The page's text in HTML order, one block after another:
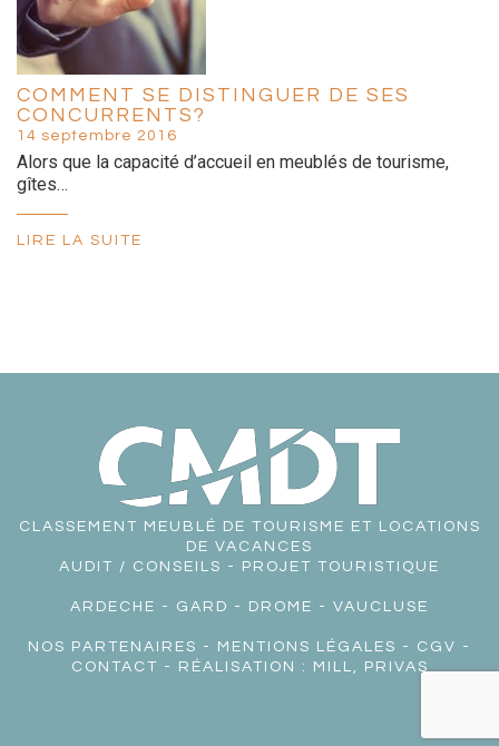
COMMENT SE DISTINGUER DE SES
CONCURRENTS?
14 septembre 2016
Alors que la capacité d’accueil en meublés de tourisme,
gîtes…
LIRE LA SUITE
CLASSEMENT MEUBLÉ DE TOURISME ET LOCATIONS
DE VACANCES
AUDIT / CONSEILS - PROJET TOURISTIQUE
ARDECHE - GARD - DROME - VAUCLUSE
NOS PARTENAIRES - MENTIONS LÉGALES - CGV -
CONTACT - RÉALISATION : MILL, PRIVAS